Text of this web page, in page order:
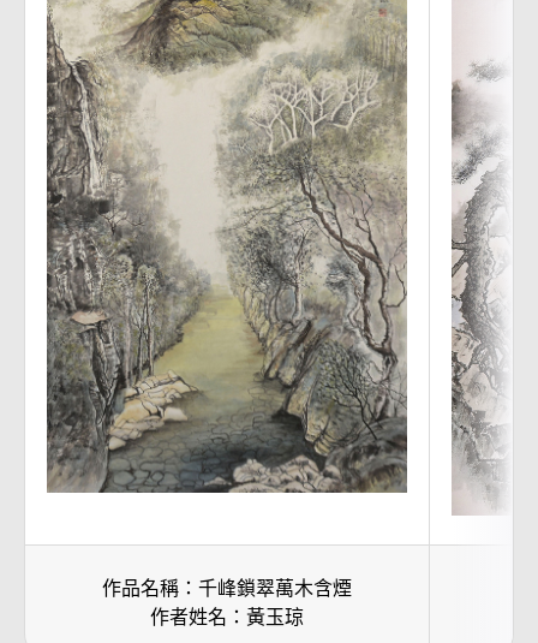
作品名稱：千峰鎖翠萬木含煙
作者姓名：黃玉琼